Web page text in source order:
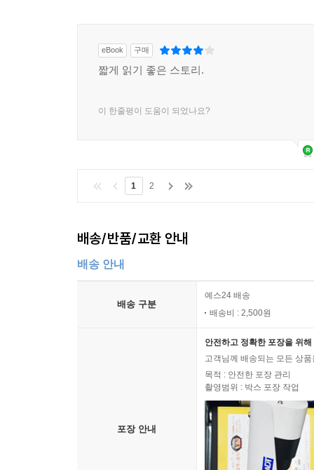
eBook 구매
짧게 읽기 좋은 스토리.
이 한줄평이 도움이 되었나요?
1 2
배송/반품/교환 안내
배송 안내
배송 구분
예스24 배송
배송비 : 2,500원
포장 안내
안전하고 정확한 포장을 위
고객님께 배송되는 모든 상
목적 : 안전한 포장 관리
촬영범위 : 박스 포장 작업